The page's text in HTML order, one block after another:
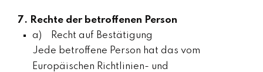
7. Rechte der betroffenen Person
a) Recht auf Bestätigung
Jede betroffene Person hat das vom
Europäischen Richtlinien- und